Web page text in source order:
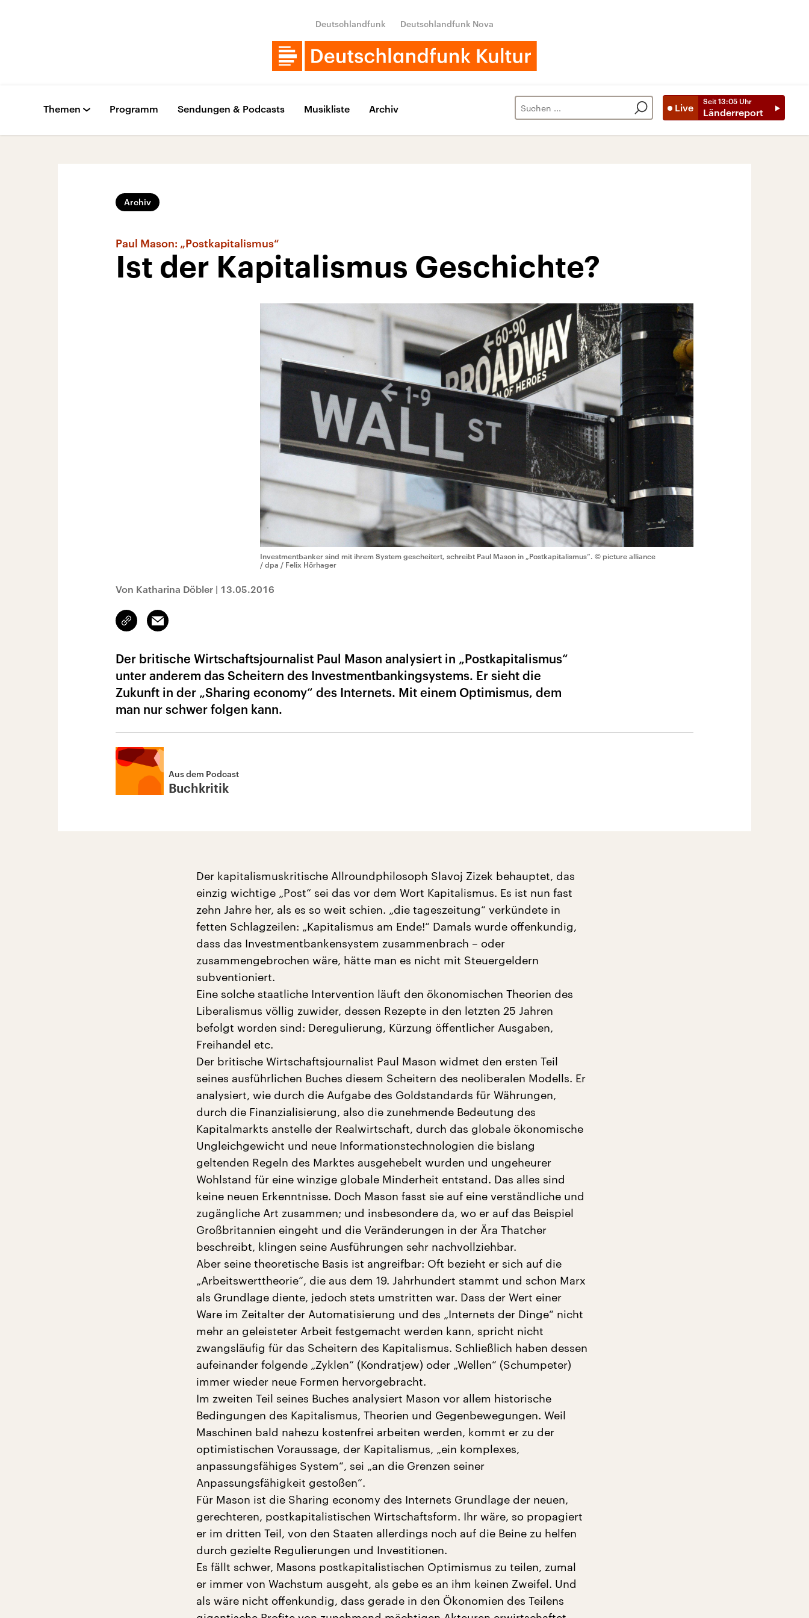
Deutschlandfunk Deutschlandfunk Nova
Live
Seit 13:05 Uhr
Länderreport
Themen Programm Sendungen & Podcasts Musikliste Archiv
Archiv
Paul Mason: „Postkapitalismus“
Ist der Kapitalismus Geschichte?
Investmentbanker sind mit ihrem System gescheitert, schreibt Paul Mason in „Postkapitalismus“. © picture alliance
/ dpa / Felix Hörhager
Von Katharina Döbler | 13.05.2016
Link
kopieren/teilen
Email
Der britische Wirtschaftsjournalist Paul Mason analysiert in „Postkapitalismus“
unter anderem das Scheitern des Investmentbankingsystems. Er sieht die
Zukunft in der „Sharing economy“ des Internets. Mit einem Optimismus, dem
man nur schwer folgen kann.
Aus dem Podcast
Buchkritik
Der kapitalismuskritische Allroundphilosoph Slavoj Zizek behauptet, das
einzig wichtige „Post“ sei das vor dem Wort Kapitalismus. Es ist nun fast
zehn Jahre her, als es so weit schien. „die tageszeitung“ verkündete in
fetten Schlagzeilen: „Kapitalismus am Ende!“ Damals wurde offenkundig,
dass das Investmentbankensystem zusammenbrach – oder
zusammengebrochen wäre, hätte man es nicht mit Steuergeldern
subventioniert.
Eine solche staatliche Intervention läuft den ökonomischen Theorien des
Liberalismus völlig zuwider, dessen Rezepte in den letzten 25 Jahren
befolgt worden sind: Deregulierung, Kürzung öffentlicher Ausgaben,
Freihandel etc.
Der britische Wirtschaftsjournalist Paul Mason widmet den ersten Teil
seines ausführlichen Buches diesem Scheitern des neoliberalen Modells. Er
analysiert, wie durch die Aufgabe des Goldstandards für Währungen,
durch die Finanzialisierung, also die zunehmende Bedeutung des
Kapitalmarkts anstelle der Realwirtschaft, durch das globale ökonomische
Ungleichgewicht und neue Informationstechnologien die bislang
geltenden Regeln des Marktes ausgehebelt wurden und ungeheurer
Wohlstand für eine winzige globale Minderheit entstand. Das alles sind
keine neuen Erkenntnisse. Doch Mason fasst sie auf eine verständliche und
zugängliche Art zusammen; und insbesondere da, wo er auf das Beispiel
Großbritannien eingeht und die Veränderungen in der Ära Thatcher
beschreibt, klingen seine Ausführungen sehr nachvollziehbar.
Aber seine theoretische Basis ist angreifbar: Oft bezieht er sich auf die
„Arbeitswerttheorie“, die aus dem 19. Jahrhundert stammt und schon Marx
als Grundlage diente, jedoch stets umstritten war. Dass der Wert einer
Ware im Zeitalter der Automatisierung und des „Internets der Dinge“ nicht
mehr an geleisteter Arbeit festgemacht werden kann, spricht nicht
zwangsläufig für das Scheitern des Kapitalismus. Schließlich haben dessen
aufeinander folgende „Zyklen“ (Kondratjew) oder „Wellen“ (Schumpeter)
immer wieder neue Formen hervorgebracht.
Im zweiten Teil seines Buches analysiert Mason vor allem historische
Bedingungen des Kapitalismus, Theorien und Gegenbewegungen. Weil
Maschinen bald nahezu kostenfrei arbeiten werden, kommt er zu der
optimistischen Voraussage, der Kapitalismus, „ein komplexes,
anpassungsfähiges System“, sei „an die Grenzen seiner
Anpassungsfähigkeit gestoßen“.
Für Mason ist die Sharing economy des Internets Grundlage der neuen,
gerechteren, postkapitalistischen Wirtschaftsform. Ihr wäre, so propagiert
er im dritten Teil, von den Staaten allerdings noch auf die Beine zu helfen
durch gezielte Regulierungen und Investitionen.
Es fällt schwer, Masons postkapitalistischen Optimismus zu teilen, zumal
er immer von Wachstum ausgeht, als gebe es an ihm keinen Zweifel. Und
als wäre nicht offenkundig, dass gerade in den Ökonomien des Teilens